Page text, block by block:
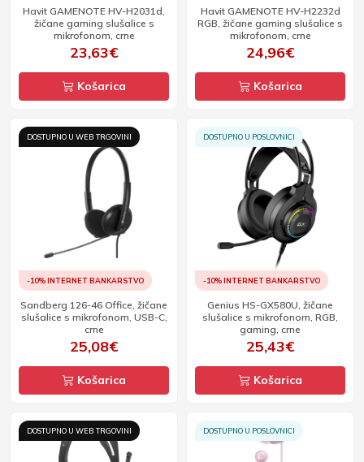
Havit GAMENOTE HV-H2031d,
žičane gaming slušalice s
mikrofonom, crne
23,63€
Košarica
Havit GAMENOTE HV-H2232d
RGB, žičane gaming slušalice s
mikrofonom, crne
24,96€
Košarica
DOSTUPNO U WEB TRGOVINI
-10% INTERNET BANKARSTVO
Sandberg 126-46 Office, žičane
slušalice s mikrofonom, USB-C,
crne
25,08€
Košarica
DOSTUPNO U POSLOVNICI
-10% INTERNET BANKARSTVO
Genius HS-GX580U, žičane
slušalice s mikrofonom, RGB,
gaming, crne
25,43€
Košarica
DOSTUPNO U WEB TRGOVINI DOSTUPNO U POSLOVNICI